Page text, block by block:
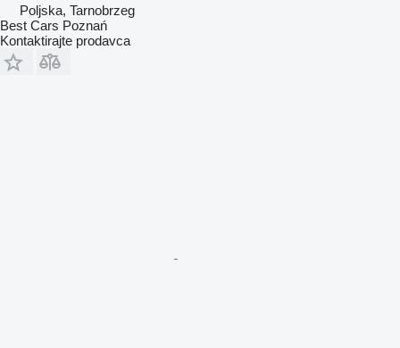
Poljska, Tarnobrzeg
Best Cars Poznań
Kontaktirajte prodavca